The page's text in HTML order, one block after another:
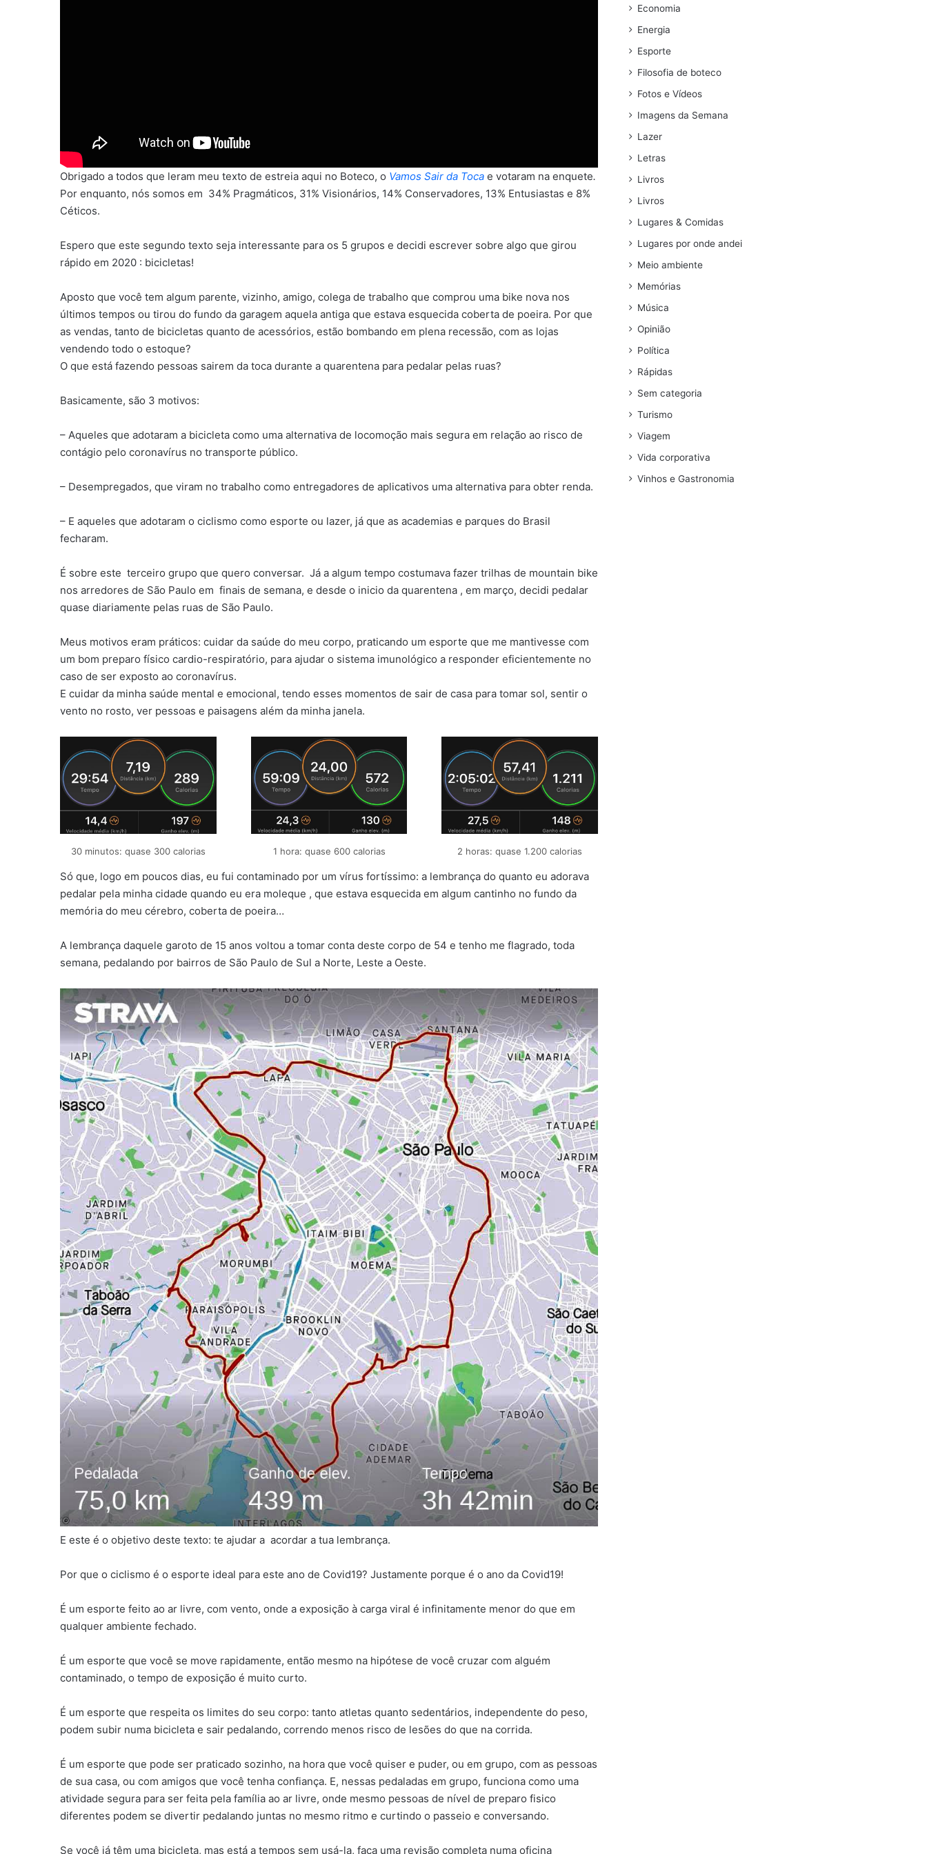
Obrigado a todos que leram meu texto de estreia aqui no Boteco, o Vamos Sair da Toca e votaram na enquete.
Por enquanto, nós somos em 34% Pragmáticos, 31% Visionários, 14% Conservadores, 13% Entusiastas e 8%
Céticos.
Espero que este segundo texto seja interessante para os 5 grupos e decidi escrever sobre algo que girou
rápido em 2020 : bicicletas!
Aposto que você tem algum parente, vizinho, amigo, colega de trabalho que comprou uma bike nova nos
últimos tempos ou tirou do fundo da garagem aquela antiga que estava esquecida coberta de poeira. Por que
as vendas, tanto de bicicletas quanto de acessórios, estão bombando em plena recessão, com as lojas
vendendo todo o estoque?
O que está fazendo pessoas sairem da toca durante a quarentena para pedalar pelas ruas?
Basicamente, são 3 motivos:
– Aqueles que adotaram a bicicleta como uma alternativa de locomoção mais segura em relação ao risco de
contágio pelo coronavírus no transporte público.
– Desempregados, que viram no trabalho como entregadores de aplicativos uma alternativa para obter renda.
– E aqueles que adotaram o ciclismo como esporte ou lazer, já que as academias e parques do Brasil
fecharam.
É sobre este terceiro grupo que quero conversar. Já a algum tempo costumava fazer trilhas de mountain bike
nos arredores de São Paulo em finais de semana, e desde o inicio da quarentena , em março, decidi pedalar
quase diariamente pelas ruas de São Paulo.
Meus motivos eram práticos: cuidar da saúde do meu corpo, praticando um esporte que me mantivesse com
um bom preparo físico cardio-respiratório, para ajudar o sistema imunológico a responder eficientemente no
caso de ser exposto ao coronavírus.
E cuidar da minha saúde mental e emocional, tendo esses momentos de sair de casa para tomar sol, sentir o
vento no rosto, ver pessoas e paisagens além da minha janela.
30 minutos: quase 300 calorias 1 hora: quase 600 calorias 2 horas: quase 1.200 calorias
Só que, logo em poucos dias, eu fui contaminado por um vírus fortíssimo: a lembrança do quanto eu adorava
pedalar pela minha cidade quando eu era moleque , que estava esquecida em algum cantinho no fundo da
memória do meu cérebro, coberta de poeira…
A lembrança daquele garoto de 15 anos voltou a tomar conta deste corpo de 54 e tenho me flagrado, toda
semana, pedalando por bairros de São Paulo de Sul a Norte, Leste a Oeste.
E este é o objetivo deste texto: te ajudar a acordar a tua lembrança.
Por que o ciclismo é o esporte ideal para este ano de Covid19? Justamente porque é o ano da Covid19!
É um esporte feito ao ar livre, com vento, onde a exposição à carga viral é infinitamente menor do que em
qualquer ambiente fechado.
É um esporte que você se move rapidamente, então mesmo na hipótese de você cruzar com alguém
contaminado, o tempo de exposição é muito curto.
É um esporte que respeita os limites do seu corpo: tanto atletas quanto sedentários, independente do peso,
podem subir numa bicicleta e sair pedalando, correndo menos risco de lesões do que na corrida.
É um esporte que pode ser praticado sozinho, na hora que você quiser e puder, ou em grupo, com as pessoas
de sua casa, ou com amigos que você tenha confiança. E, nessas pedaladas em grupo, funciona como uma
atividade segura para ser feita pela família ao ar livre, onde mesmo pessoas de nível de preparo fisico
diferentes podem se divertir pedalando juntas no mesmo ritmo e curtindo o passeio e conversando.
Se você já têm uma bicicleta, mas está a tempos sem usá-la, faça uma revisão completa numa oficina
Economia
Energia
Esporte
Filosofia de boteco
Fotos e Vídeos
Imagens da Semana
Lazer
Letras
Livros
Livros
Lugares & Comidas
Lugares por onde andei
Meio ambiente
Memórias
Música
Opinião
Política
Rápidas
Sem categoria
Turismo
Viagem
Vida corporativa
Vinhos e Gastronomia